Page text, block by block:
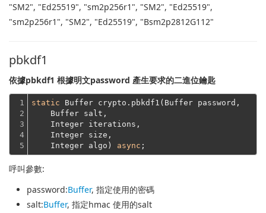
"SM2", "Ed25519", "sm2p256r1", "SM2", "Ed25519",
"sm2p256r1", "SM2", "Ed25519", "Bsm2p2812G112"
pbkdf1
依據pbkdf1 根據明文password 產生要求的二進位鑰匙
1
2
3
4
5
static Buffer crypto.pbkdf1(Buffer password,
    Buffer salt,
    Integer iterations,
    Integer size,
    Integer algo)
async
呼叫參數:
password:Buffer, 指定使用的密碼
salt:Buffer, 指定hmac 使用的salt